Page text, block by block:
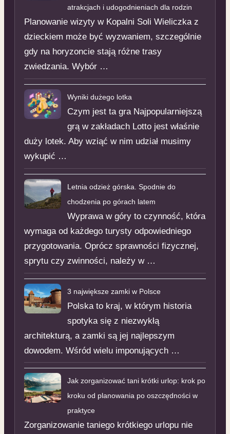
atrakcjach i udogodnieniach dla rodzin
Planowanie wizyty w Kopalni Soli Wieliczka z
dzieckiem może być wyzwaniem, szczególnie
gdy na horyzoncie stają różne trasy
zwiedzania. Wybór …
Wyniki dużego lotka
Czym jest ta gra Najpopularniejszą
grą w zakładach Lotto jest właśnie
duży lotek. Aby wziąć w nim udział musimy
wykupić …
Letnia odzież górska. Spodnie do
chodzenia po górach latem
Wyprawa w góry to czynność, która
wymaga od każdego turysty odpowiedniego
przygotowania. Oprócz sprawności fizycznej,
sprytu czy zwinności, należy w …
3 największe zamki w Polsce
Polska to kraj, w którym historia
spotyka się z niezwykłą
architekturą, a zamki są jej najlepszym
dowodem. Wśród wielu imponujących …
Jak zorganizować tani krótki urlop: krok po
kroku od planowania po oszczędności w
praktyce
Zorganizowanie taniego krótkiego urlopu nie